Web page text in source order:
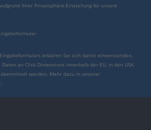
Ihrer Privatsphäre-Einstellung für unsere
erklären Sie sich damit einverstanden,
an Click Dimensions innerhalb der EU, in den USA,
werden. Mehr dazu in unserer
.